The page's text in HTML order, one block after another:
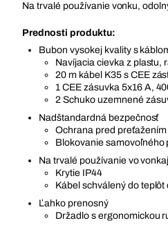
Na trvalé používanie vonku,
Prednosti produktu:
Bubon vysokej kvality s
Navíjacia cievka z plastu,
20 m kábel K35 s CEE
1 CEE zásuvka 5x16 A,
2 Schuko uzemnené
Nadštandardná bezpečnosť
Ochrana pred preťažením
Blokovanie samovoľného
Na trvalé používanie vo
Krytie IP44
Kábel schválený do teplôt
Ľahko prenosný
Držadlo s ergonomickou